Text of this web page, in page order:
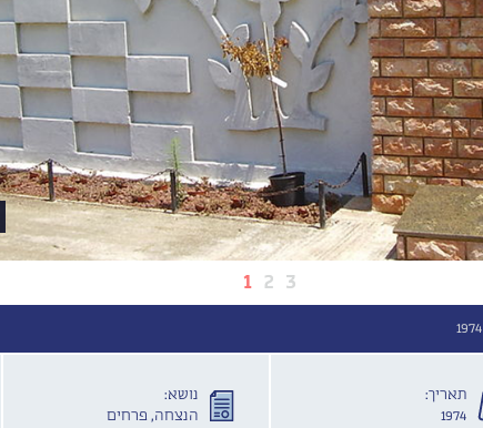
1 2 3
1974
תאריך:
1974
נושא:
הנצחה, פרחים